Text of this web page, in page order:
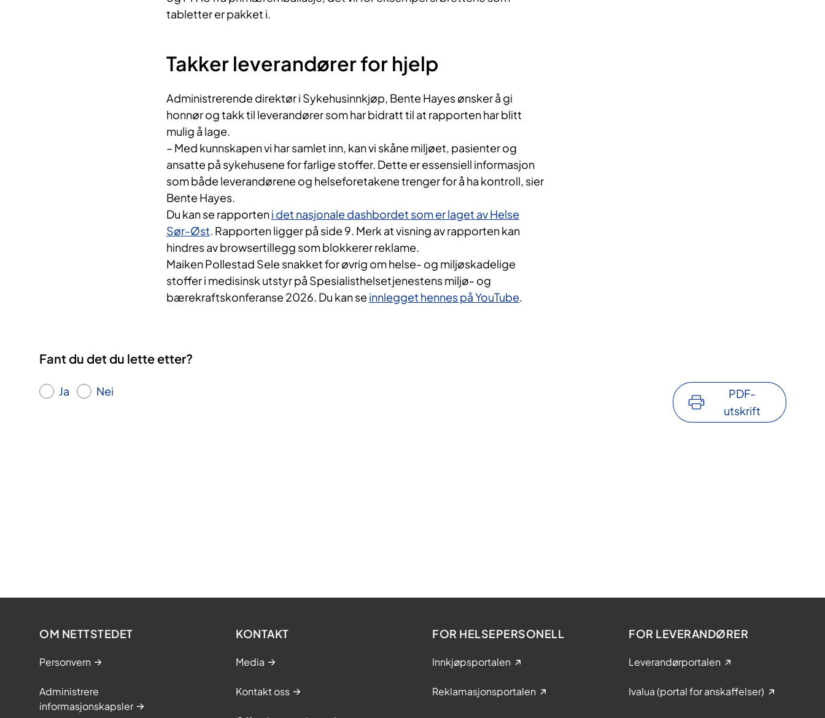
tabletter er pakket i.
Takker leverandører for hjelp
Administrerende direktør i Sykehusinnkjøp, Bente Hayes ønsker å gi
honnør og takk til leverandører som har bidratt til at rapporten har blitt
mulig å lage.
– Med kunnskapen vi har samlet inn, kan vi skåne miljøet, pasienter og
ansatte på sykehusene for farlige stoffer. Dette er essensiell informasjon
som både leverandørene og helseforetakene trenger for å ha kontroll, sier
Bente Hayes.
Du kan se rapporteni det nasjonale dashbordet som er laget av Helse
Sør-Øst. Rapporten ligger på side 9. Merk at visning av rapporten kan
hindres av browsertillegg som blokkerer reklame.
Maiken Pollestad Sele snakket for øvrig om helse- og miljøskadelige
stoffer i medisinsk utstyr på Spesialisthelsetjenestens miljø- og
bærekraftskonferanse 2026. Du kan se innlegget hennes på YouTube.
Fant du det du lette etter?
Ja Nei
PDF-
utskrift
OM NETTSTEDET
Personvern
Administrere
informasjonskapsler
KONTAKT
Media
Kontakt oss
FOR HELSEPERSONELL
Innkjøpsportalen
Reklamasjonsportalen
FOR LEVERANDØRER
Leverandørportalen
Ivalua (portal for anskaffelser)